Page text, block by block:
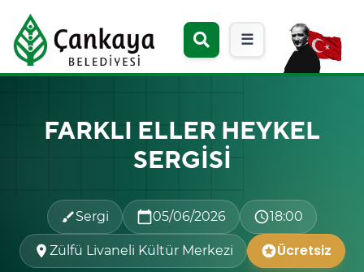
☰
FARKLI ELLER HEYKEL
SERGİSİ
brushSergi calendar_today05/06/2026 schedule18:00
location_on Zülfü Livaneli Kültür Merkezi starsÜcretsiz